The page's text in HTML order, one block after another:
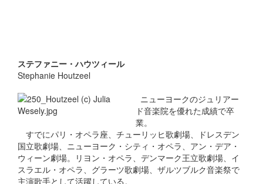
ステファニー・ハウツィール
Stephanie Houtzeel
ニューヨークのジュリアー
ド音楽院を優れた成績で卒
業。
すでにパリ・オペラ座、チューリッヒ歌劇場、ドレスデン
国立歌劇場、ニューヨーク・シティ・オペラ、アン・デア・
ウィーン劇場。リヨン・オペラ、デンマーク王立歌劇場、イ
スラエル・オペラ、グラーツ歌劇場、ザルツブルク音楽祭で
主演歌手として活躍している。